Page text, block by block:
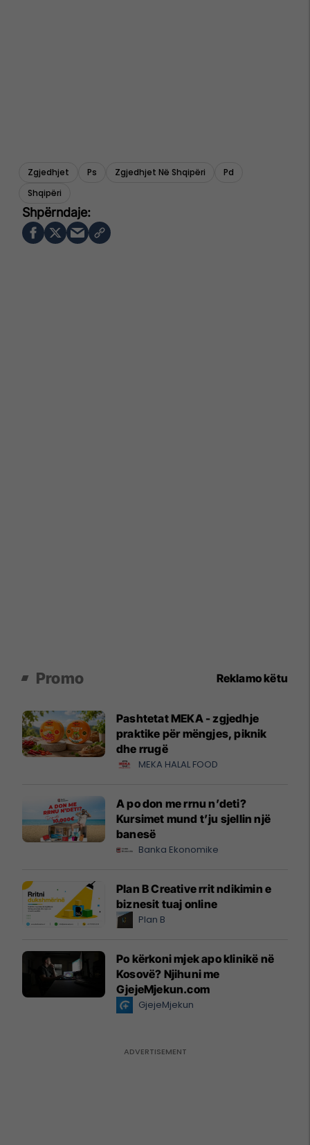
Zgjedhjet Ps Zgjedhjet Në Shqipëri
Pd
Shqipëri
Promo Reklamo këtu
Pashtetat MEKA - zgjedhje
praktike për mëngjes, piknik
dhe rrugë
MEKA HALAL FOOD
A po don me rrnu n’deti?
Kursimet mund t’ju sjellin një
banesë
Banka Ekonomike
Plan B Creative rrit ndikimin e
biznesit tuaj online
Plan B
Po kërkoni mjek apo klinikë në
Kosovë? Njihuni me
GjejeMjekun.com
GjejeMjekun